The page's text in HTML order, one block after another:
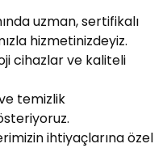
uzman, sertifikalı
hizmetinizdeyiz.
cihazlar ve kaliteli
temizlik
ihtiyaçlarına özel